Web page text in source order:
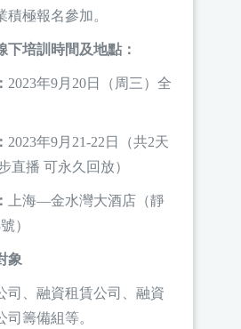
極報名參加。
下培訓時間及地點：
2023年9月20日（周三）全
2023年9月21-22日（共2天
直播 可永久回放）
上海—金水灣大酒店（靜
）
象
、融資租賃公司、融資
司籌備組等。